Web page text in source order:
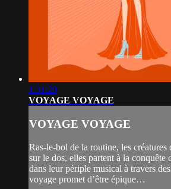
1:31:20
VOYAGE VOYAGE
VOYAGE VOYAGE
Ras-le-bol de la routine, les créatures
sur le dos, elles partent à la conquête
dans leur périple musical à travers
voyage promet d’être épique…